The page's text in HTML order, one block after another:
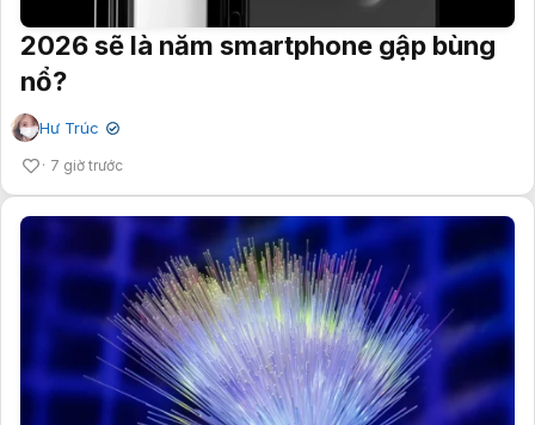
2026 sẽ là năm smartphone gập bùng
nổ?
Hư Trúc ✔
7 giờ trước